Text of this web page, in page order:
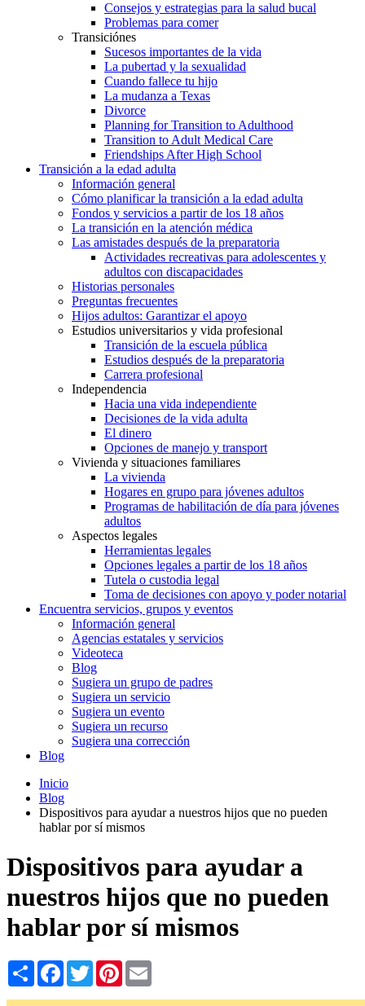
Consejos y estrategias para la salud bucal
Problemas para comer
Transiciónes
Sucesos importantes de la vida
La pubertad y la sexualidad
Cuando fallece tu hijo
La mudanza a Texas
Divorce
Planning for Transition to Adulthood
Transition to Adult Medical Care
Friendships After High School
Transición a la edad adulta
Información general
Cómo planificar la transición a la edad adulta
Fondos y servicios a partir de los 18 años
La transición en la atención médica
Las amistades después de la preparatoria
Actividades recreativas para adolescentes y
adultos con discapacidades
Historias personales
Preguntas frecuentes
Hijos adultos: Garantizar el apoyo
Estudios universitarios y vida profesional
Transición de la escuela pública
Estudios después de la preparatoria
Carrera profesional
Independencia
Hacia una vida independiente
Decisiones de la vida adulta
El dinero
Opciones de manejo y transport
Vivienda y situaciones familiares
La vivienda
Hogares en grupo para jóvenes adultos
Programas de habilitación de día para jóvenes
adultos
Aspectos legales
Herramientas legales
Opciones legales a partir de los 18 años
Tutela o custodia legal
Toma de decisiones con apoyo y poder notarial
Encuentra servicios, grupos y eventos
Información general
Agencias estatales y servicios
Videoteca
Blog
Sugiera un grupo de padres
Sugiera un servicio
Sugiera un evento
Sugiera un recurso
Sugiera una corrección
Blog
Inicio
Blog
Dispositivos para ayudar a nuestros hijos que no pueden
hablar por sí mismos
Dispositivos para ayudar a
nuestros hijos que no pueden
hablar por sí mismos
Share Facebook
TwitterPinterest